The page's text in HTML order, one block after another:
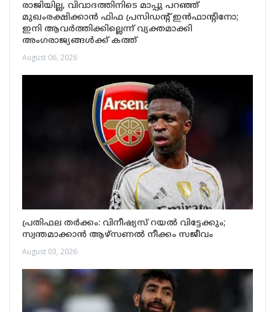
രാജിയില്ല, വിവാദത്തിനിടെ മാപ്പു പറഞ്ഞ്
മുഖംരക്ഷിക്കാൻ ഫിഫ പ്രസിഡന്റ് ഇൻഫാന്റിനോ;
ഇനി ആവർത്തിക്കില്ലെന്ന് വ്യക്തമാക്കി
അംഗരാജ്യങ്ങൾക്ക് കത്ത്
August 06, 2026
പ്രതിഫല തർക്കം: വിനീഷ്യസ് റയൽ വിട്ടേക്കും;
സ്വന്തമാക്കാൻ ആഴ്സണൽ നീക്കം സജീവം
August 03, 2026